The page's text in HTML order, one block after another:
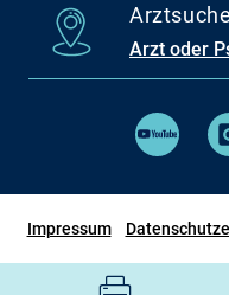
Arztsuche
Arzt oder
Impressum